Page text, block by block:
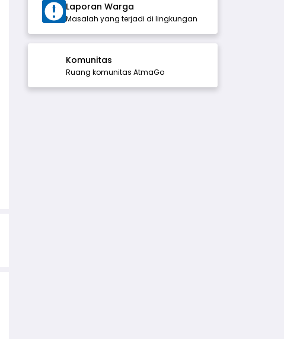
Laporan Warga
Masalah yang terjadi di lingkungan
Komunitas
Ruang komunitas AtmaGo